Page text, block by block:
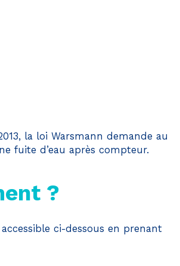
la loi Warsmann demande au
fuite d’eau après compteur.
?
ci-dessous en prenant